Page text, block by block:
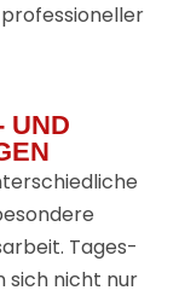
UND
Tages-
sich nicht nur